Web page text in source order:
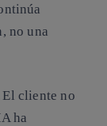
no una
cliente no
ha